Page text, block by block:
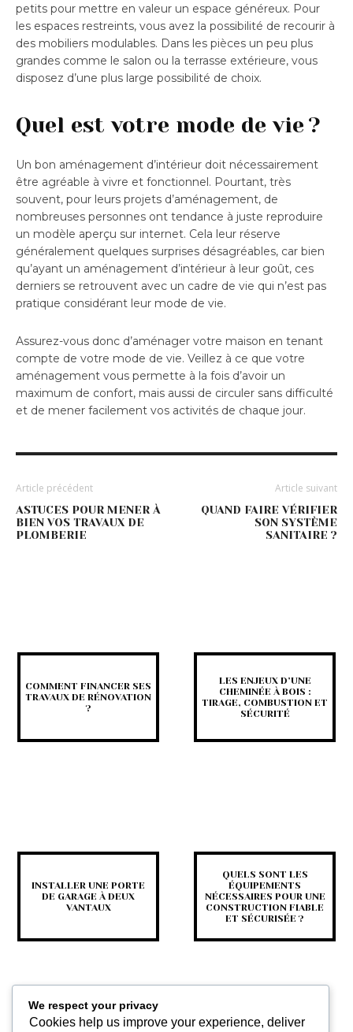
petits pour mettre en valeur un espace généreux. Pour
les espaces restreints, vous avez la possibilité de recourir à
des mobiliers modulables. Dans les pièces un peu plus
grandes comme le salon ou la terrasse extérieure, vous
disposez d’une plus large possibilité de choix.
Quel est votre mode de vie ?
Un bon aménagement d’intérieur doit nécessairement
être agréable à vivre et fonctionnel. Pourtant, très
souvent, pour leurs projets d’aménagement, de
nombreuses personnes ont tendance à juste reproduire
un modèle aperçu sur internet. Cela leur réserve
généralement quelques surprises désagréables, car bien
qu’ayant un aménagement d’intérieur à leur goût, ces
derniers se retrouvent avec un cadre de vie qui n’est pas
pratique considérant leur mode de vie.
Assurez-vous donc d’aménager votre maison en tenant
compte de votre mode de vie. Veillez à ce que votre
aménagement vous permette à la fois d’avoir un
maximum de confort, mais aussi de circuler sans difficulté
et de mener facilement vos activités de chaque jour.
Article précédent
ASTUCES POUR MENER À
BIEN VOS TRAVAUX DE
PLOMBERIE
Article suivant
QUAND FAIRE VÉRIFIER
SON SYSTÈME
SANITAIRE ?
COMMENT FINANCER SES
TRAVAUX DE RÉNOVATION
?
LES ENJEUX D’UNE
CHEMINÉE À BOIS :
TIRAGE, COMBUSTION ET
SÉCURITÉ
INSTALLER UNE PORTE
DE GARAGE À DEUX
VANTAUX
QUELS SONT LES
ÉQUIPEMENTS
NÉCESSAIRES POUR UNE
CONSTRUCTION FIABLE
ET SÉCURISÉE ?
We respect your privacy
Cookies help us improve your experience, deliver